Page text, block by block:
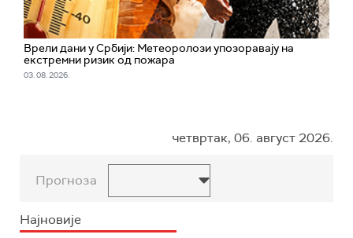
Врели дани у Србији: Метеоролози упозоравају на
екстремни ризик од пожара
03. 08. 2026.
четвртак, 06. август 2026.
Прогноза
Најновије